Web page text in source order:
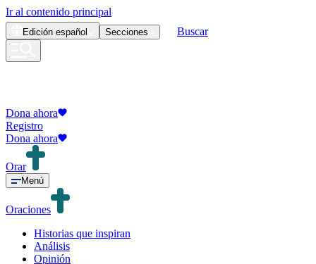
Ir al contenido principal
Edición español Secciones Buscar
Dona ahora
Registro
Dona ahora
Orar
Menú
Oraciones
Historias que inspiran
Análisis
Opinión